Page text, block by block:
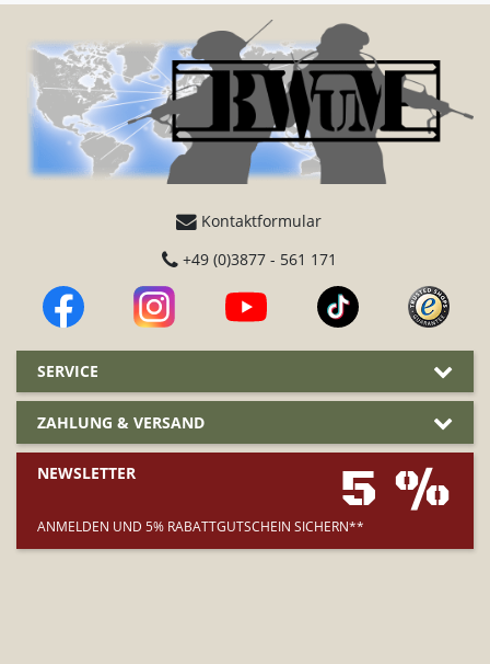
Kontaktformular
+49 (0)3877 - 561 171
SERVICE
ZAHLUNG & VERSAND
NEWSLETTER 5 %
ANMELDEN UND 5% RABATTGUTSCHEIN SICHERN**